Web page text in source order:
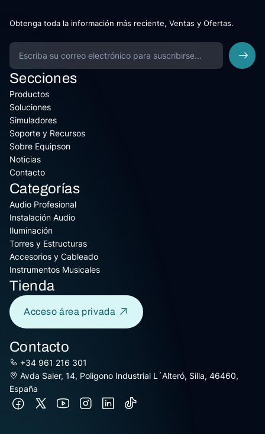
Obtenga toda la información más reciente, Ventas y Ofertas.
Secciones
Productos
Soluciones
Simuladores
Soporte y Recursos
Sobre Equipson
Noticias
Contacto
Categorías
Audio Profesional
Instalación Audio
Iluminación
Torres y Estructuras
Accesorios y Cableado
Instrumentos Musicales
Tienda
Acceso área privada
Contacto
+34 961 216 301
Avda Saler, 14, Poligono Industrial L´Alteró, Silla, 46460,
España